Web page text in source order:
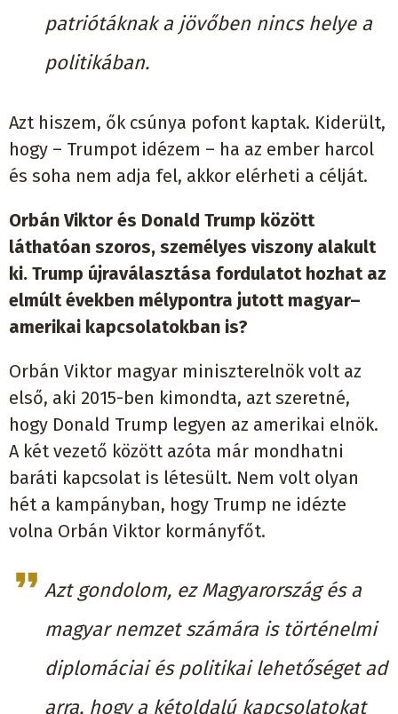
patriótáknak a jövőben nincs helye a
politikában.
Azt hiszem, ők csúnya pofont kaptak. Kiderült,
hogy – Trumpot idézem – ha az ember harcol
és soha nem adja fel, akkor elérheti a célját.
Orbán Viktor és Donald Trump között
láthatóan szoros, személyes viszony alakult
ki. Trump újraválasztása fordulatot hozhat az
elmúlt években mélypontra jutott magyar–
amerikai kapcsolatokban is?
Orbán Viktor magyar miniszterelnök volt az
első, aki 2015-ben kimondta, azt szeretné,
hogy Donald Trump legyen az amerikai elnök.
A két vezető között azóta már mondhatni
baráti kapcsolat is létesült. Nem volt olyan
hét a kampányban, hogy Trump ne idézte
volna Orbán Viktor kormányfőt.
Azt gondolom, ez Magyarország és a
magyar nemzet számára is történelmi
diplomáciai és politikai lehetőséget ad
arra, hogy a kétoldalú kapcsolatokat